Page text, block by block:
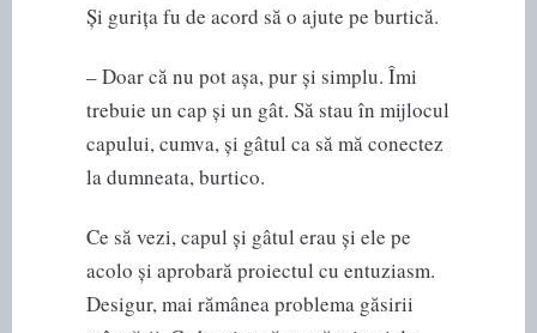
Și gurița fu de acord să o ajute pe burtică.
– Doar că nu pot așa, pur și simplu. Îmi
trebuie un cap și un gât. Să stau în mijlocul
capului, cumva, și gâtul ca să mă conectez
la dumneata, burtico.
Ce să vezi, capul și gâtul erau și ele pe
acolo și aprobară proiectul cu entuziasm.
Desigur, mai rămânea problema găsirii